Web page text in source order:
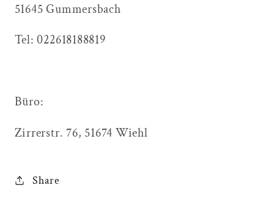
51645 Gummersbach
Tel: 022618188819
Büro:
Zirrerstr. 76, 51674 Wiehl
Share